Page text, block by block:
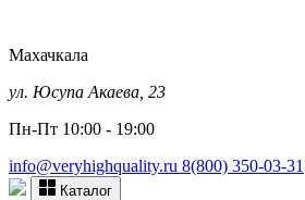
Махачкала
ул. Юсупа Акаева, 23
Пн-Пт 10:00 - 19:00
info@veryhighquality.ru 8(800) 350-03-31
Каталог